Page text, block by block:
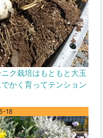
ク栽培はもともと大玉
かく育ってテンション
18